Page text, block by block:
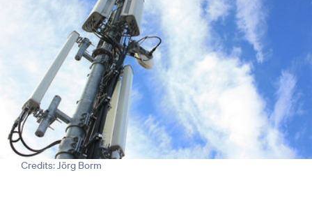
Credits: Jörg Borm